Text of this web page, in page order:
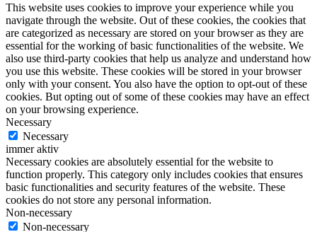
This website uses cookies to improve your experience while you
navigate through the website. Out of these cookies, the cookies that
are categorized as necessary are stored on your browser as they are
essential for the working of basic functionalities of the website. We
also use third-party cookies that help us analyze and understand how
you use this website. These cookies will be stored in your browser
only with your consent. You also have the option to opt-out of these
cookies. But opting out of some of these cookies may have an effect
on your browsing experience.
Necessary
Necessary
immer aktiv
Necessary cookies are absolutely essential for the website to
function properly. This category only includes cookies that ensures
basic functionalities and security features of the website. These
cookies do not store any personal information.
Non-necessary
Non-necessary